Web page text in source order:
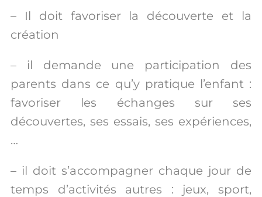
– Il doit favoriser la découverte et la
création
– il demande une participation des
parents dans ce qu’y pratique l’enfant :
favoriser les échanges sur ses
découvertes, ses essais, ses expériences,
…
– il doit s’accompagner chaque jour de
temps d’activités autres : jeux, sport,